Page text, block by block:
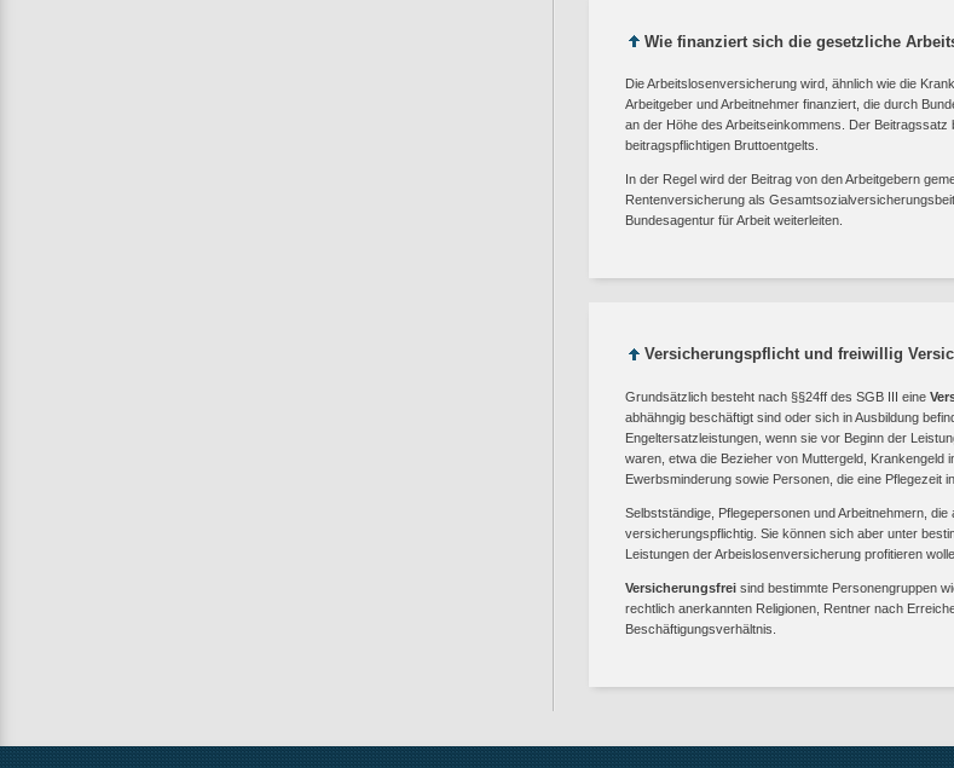
Wie finanziert sich die gesetzliche
Die Arbeitslosenversicherung wird, ähnlich wie die
Arbeitgeber und Arbeitnehmer finanziert, die durch
an der Höhe des Arbeitseinkommens. Der
beitragspflichtigen Bruttoentgelts.
In der Regel wird der Beitrag von den Arbeitgebern
Rentenversicherung als
Bundesagentur für Arbeit weiterleiten.
Versicherungspflicht und freiwillig
Grundsätzlich besteht nach §§24ff des SGB III eine
abhähngig beschäftigt sind oder sich in Ausbildung
Engeltersatzleistungen, wenn sie vor Beginn der
waren, etwa die Bezieher von Muttergeld, Krankengeld
Ewerbsminderung sowie Personen, die eine Pflegezeit
Selbstständige, Pflegepersonen und Arbeitnehmern,
versicherungspflichtig. Sie können sich aber unter
Leistungen der Arbeislosenversicherung profitieren
Versicherungsfrei sind bestimmte Personengruppen
rechtlich anerkannten Religionen, Rentner nach
Beschäftigungsverhältnis.